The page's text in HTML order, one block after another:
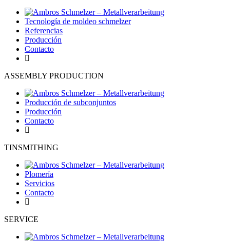
Tecnología de moldeo schmelzer
Referencias
Producción
Contacto
ASSEMBLY PRODUCTION
Producción de subconjuntos
Producción
Contacto
TINSMITHING
Plomería
Servicios
Contacto
SERVICE